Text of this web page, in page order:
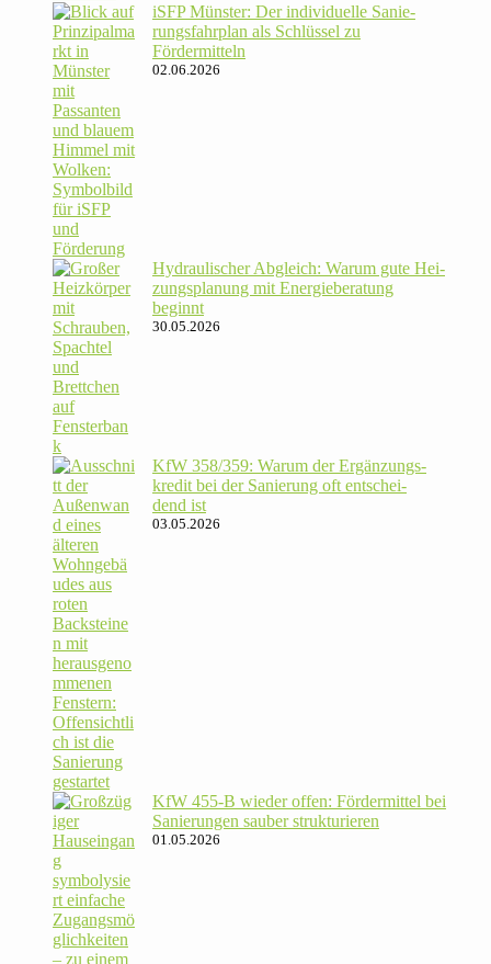
iSFP Münster: Der indi­vi­du­elle Sanie­
rungs­fahr­plan als Schlüssel zu
Fördermitteln
02.06.2026
Hydrau­li­scher Abgleich: Warum gute Hei­
zungs­pla­nung mit Energie­beratung
beginnt
30.05.2026
KfW 358/​359: Warum der Ergän­zungs­
kredit bei der Sanie­rung oft ent­schei­
dend ist
03.05.2026
KfW 455‑B wieder offen: För­der­mittel bei
Sanie­rungen sauber strukturieren
01.05.2026